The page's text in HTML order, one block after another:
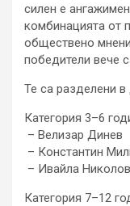
силен е
комбинацията от
обществено
победители вече
Те са разделени в
Категория 3–6
– Велизар Динев
– Константин
– Ивайла
Категория 7–12